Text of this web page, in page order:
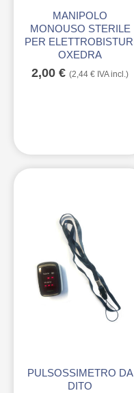
MANIPOLO
MONOUSO STERILE
PER ELETTROBISTURI
OXEDRA
2,00 € (2,44 € IVA incl.)
PULSOSSIMETRO DA
DITO